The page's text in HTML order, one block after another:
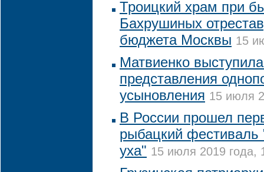
Троицкий храм при
Бахрушиных
бюджета Москвы 15
Матвиенко
представления
усыновления 15 июля
В России прошел
рыбацкий фестиваль
уха" 15 июля 2019 года,